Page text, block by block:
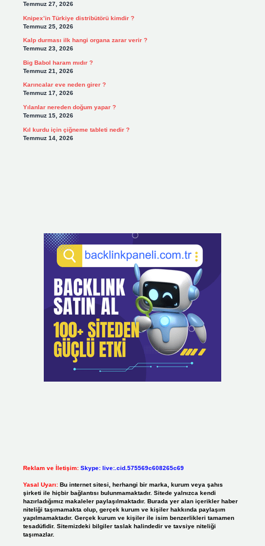
Temmuz 27, 2026
Knipex’in Türkiye distribütörü kimdir ?
Temmuz 25, 2026
Kalp durması ilk hangi organa zarar verir ?
Temmuz 23, 2026
Big Babol haram mıdır ?
Temmuz 21, 2026
Karıncalar eve neden girer ?
Temmuz 17, 2026
Yılanlar nereden doğum yapar ?
Temmuz 15, 2026
Kıl kurdu için çiğneme tableti nedir ?
Temmuz 14, 2026
Reklam ve İletişim: Skype: live:.cid.575569c608265c69
Yasal Uyarı: Bu internet sitesi, herhangi bir marka, kurum veya şahıs
şirketi ile hiçbir bağlantısı bulunmamaktadır. Sitede yalnızca kendi
hazırladığımız makaleler paylaşılmaktadır. Burada yer alan içerikler haber
niteliği taşımamakta olup, gerçek kurum ve kişiler hakkında paylaşım
yapılmamaktadır. Gerçek kurum ve kişiler ile isim benzerlikleri tamamen
tesadüfidir. Sitemizdeki bilgiler taslak halindedir ve tavsiye niteliği
taşımazlar.